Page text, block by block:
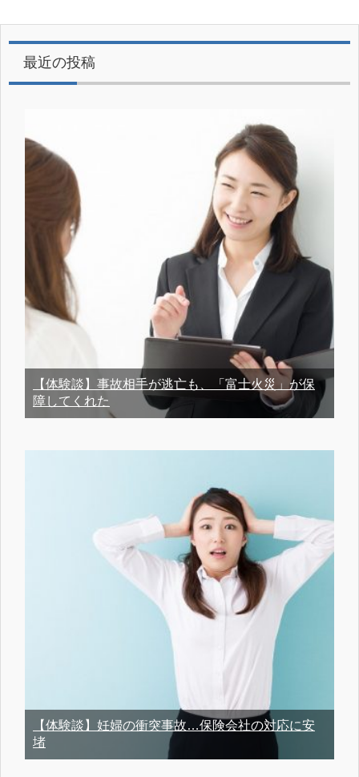
最近の投稿
【体験談】事故相手が逃亡も、「富士火災」が保
障してくれた
【体験談】妊婦の衝突事故…保険会社の対応に安
堵